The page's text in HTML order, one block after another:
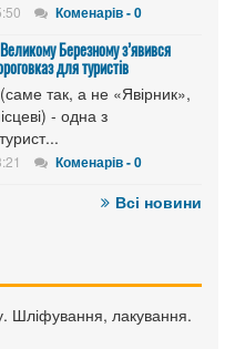
Коменарів - 0
Березному з’явився
для туристів
так, а не «Явірник»,
- одна з
Коменарів - 0
Всі новини
Шліфування, лакування.